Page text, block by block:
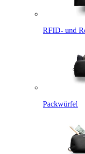
RFID- und
Packwürfel